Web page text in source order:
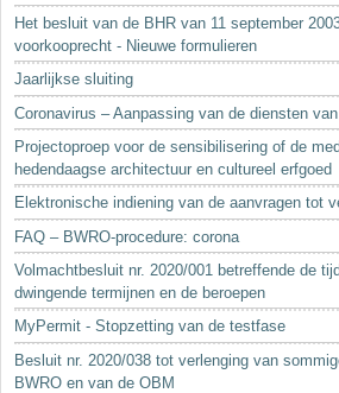
Het besluit van de BHR van 11 september
voorkooprecht - Nieuwe formulieren
Jaarlijkse sluiting
Coronavirus – Aanpassing van de diensten
Projectoproep voor de sensibilisering of de
hedendaagse architectuur en cultureel erfgoed
Elektronische indiening van de aanvragen tot
FAQ – BWRO-procedure: corona
Volmachtbesluit nr. 2020/001 betreffende de
dwingende termijnen en de beroepen
MyPermit - Stopzetting van de testfase
Besluit nr. 2020/038 tot verlenging van
BWRO en van de OBM